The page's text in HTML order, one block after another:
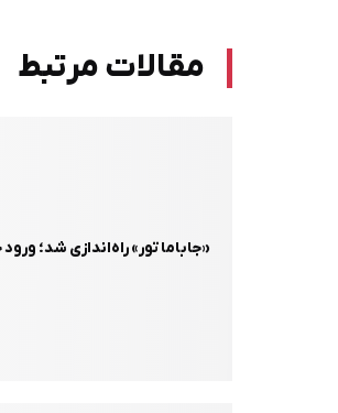
مقالات مرتبط
«جاباما تور» راه‌اندازی شد؛